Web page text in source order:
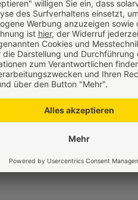
Dauerlicht, schnellen
Farben) gewählt werden.
stecken und unterstreicht
Wunsch und Stimmung
Durch Ihre hohe
die Kugel auf dem